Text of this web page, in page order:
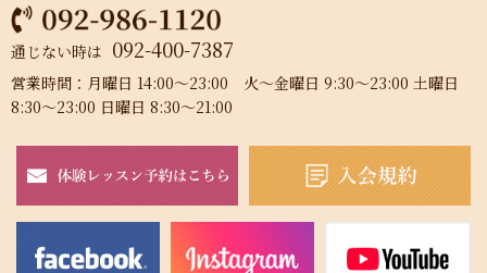
通じない時は 092-400-7387
営業時間：月曜日 14:00～23:00 火～金曜日 9:30～23:00 土曜日
8:30～23:00 日曜日 8:30～21:00